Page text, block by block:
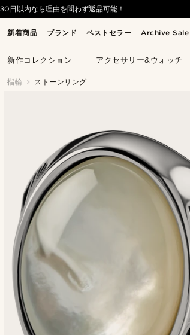
新着商品 ブランド ベストセラー Archive Sale
新作コレクション アクセサリー&ウォッチ
30日以内なら理由を問わず返品可能！
指輪 ストーンリング